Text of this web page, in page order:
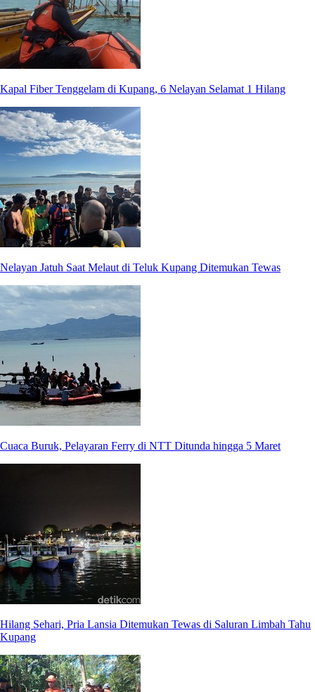
Kapal Fiber Tenggelam di Kupang, 6 Nelayan Selamat 1 Hilang
Nelayan Jatuh Saat Melaut di Teluk Kupang Ditemukan Tewas
Cuaca Buruk, Pelayaran Ferry di NTT Ditunda hingga 5 Maret
Hilang Sehari, Pria Lansia Ditemukan Tewas di Saluran Limbah Tahu
Kupang